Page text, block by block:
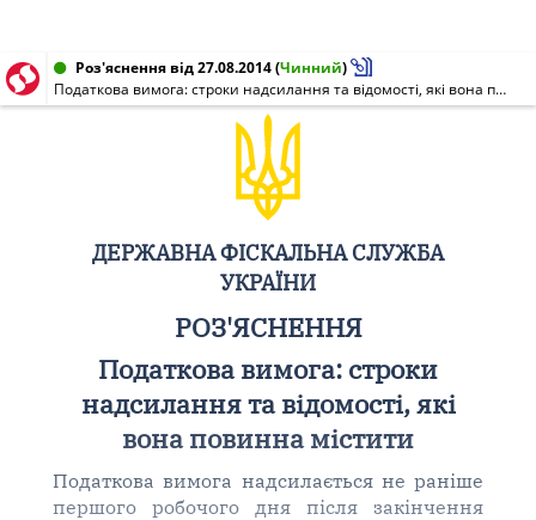
Роз'яснення від 27.08.2014(Чинний)
Податкова вимога: строки надсилання та відомості, які вона повинна містити
ДЕРЖАВНА ФІСКАЛЬНА СЛУЖБА
УКРАЇНИ
РОЗ'ЯСНЕННЯ
Податкова вимога: строки
надсилання та відомості, які
вона повинна містити
Податкова вимога надсилається не раніше
першого робочого дня після закінчення